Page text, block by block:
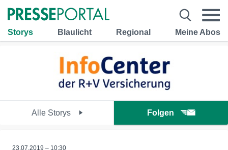
Storys Blaulicht Regional Meine Abos
Alle Storys Folgen
23.07.2019 – 10:30